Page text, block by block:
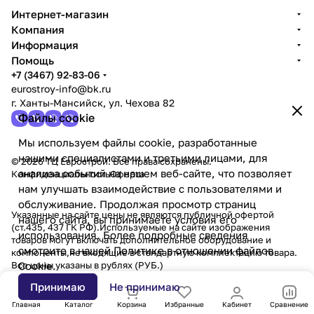
Главная Каталог Корзина Избранные Кабинет Сравнение
Файлы cookie
Мы используем файлы cookie, разработанные
нашими специалистами и третьими лицами, для
анализа событий на нашем веб-сайте, что позволяет
нам улучшать взаимодействие с пользователями и
обслуживание. Продолжая просмотр страниц
нашего сайта, вы принимаете условия его
использования. Более подробные сведения
смотрите в нашейПолитике в отношении файлов
Cookie.
Принимаю
Не принимаю
Интернет-магазин
Компания
Информация
Помощь
+7 (3467) 92-83-06
eurostroy-info@bk.ru
г. Ханты-Мансийск, ул. Чехова 82
© 2026 ТЦ Еврострой. Все права сохранены.
КонфиденциальностьОферта
Указанные на сайте цены не являются публичной офертой
(ст.435, 437 ГК РФ).Используемые на сайте изображения
товаров могут включать дополнительное оборудование и
компоненты,не входящие в стандартную комплектацию товара.
Все цены указаны в рублях (PУБ.)